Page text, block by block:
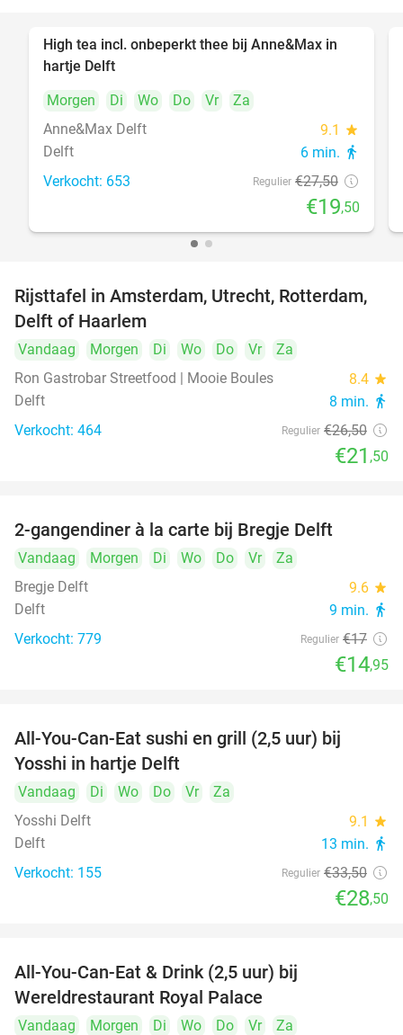
29%
High tea incl. onbeperkt thee bij Anne&Max in
hartje Delft
Morgen
Di Wo Do Vr
Za
Anne&Max Delft
9.1 star
Delft 6 min. directions_walk
Verkocht: 653 Regulier €27,50
€19,50
19%
Rijsttafel in Amsterdam, Utrecht, Rotterdam,
Delft of Haarlem
Vandaag Morgen Di Wo Do Vr
Za
Ron Gastrobar Streetfood | Mooie Boules
8.4 star
Delft 8 min. directions_walk
Verkocht: 464 Regulier €26,50
€21 ,50
2-gangendiner à la carte bij Bregje Delft
Vandaag Morgen Di Wo Do Vr
Za
Bregje Delft
9.6 star
Delft 9 min. directions_walk
Verkocht: 779 Regulier €17
€14,95
All-You-Can-Eat sushi en grill (2,5 uur) bij
Yosshi in hartje Delft
Vandaag Di Wo Do Vr
Za
Yosshi Delft
9.1 star
Delft 13 min. directions_walk
Verkocht: 155 Regulier €33,50
€28,50
All-You-Can-Eat & Drink (2,5 uur) bij
Wereldrestaurant Royal Palace
Vandaag Morgen Di Wo Do Vr
Za